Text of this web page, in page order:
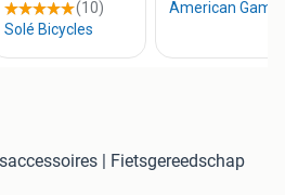
| Fietsgereedschap